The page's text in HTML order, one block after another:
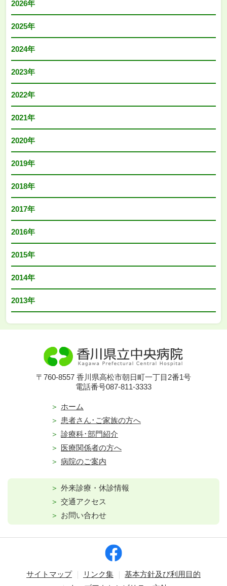
2026年
2025年
2024年
2023年
2022年
2021年
2020年
2019年
2018年
2017年
2016年
2015年
2014年
2013年
〒760-8557 香川県高松市朝日町一丁目2番1号
電話番号087-811-3333
ホーム
患者さん･ご家族の方へ
診療科･部門紹介
医療関係者の方へ
病院のご案内
外来診療・休診情報
交通アクセス
お問い合わせ
サイトマップ リンク集
基本方針及び利用目的